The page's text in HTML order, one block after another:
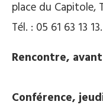
place du Capitole,
Tél. : 05 61 63 13 13.
Rencontre,
Conférence,